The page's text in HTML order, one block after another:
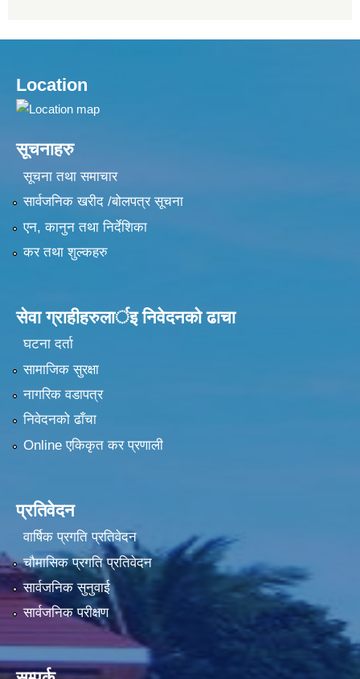
Location
सूचनाहरु
सूचना तथा समाचार
सार्वजनिक खरीद /बोलपत्र सूचना
एन, कानुन तथा निर्देशिका
कर तथा शुल्कहरु
सेवा ग्राहीहरुलार्इ निवेदनकाे ढा‍चा
घटना दर्ता
सामाजिक सुरक्षा
नागरिक वडापत्र
निवेदनको ढाँचा
Online एकिकृत कर प्रणाली
प्रतिवेदन
वार्षिक प्रगति प्रतिवेदन
चौमासिक प्रगति प्रतिवेदन
सार्वजनिक सुनुवाई
सार्वजनिक परीक्षण